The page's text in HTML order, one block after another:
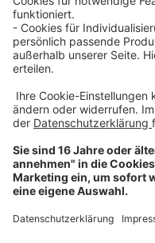
Über uns
Dehner
Jobs bei Dehner